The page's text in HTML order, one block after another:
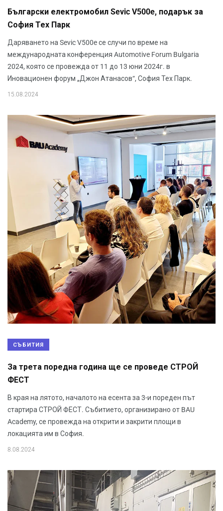
Български електромобил Sevic V500e, подарък за
София Тех Парк
Даряването на Sevic V500e се случи по време на
международната конференция Automotive Forum Bulgaria
2024, която се провежда от 11 до 13 юни 2024г. в
Иновационен форум „Джон Атанасов“, София Тех Парк.
15.08.2024
СЪБИТИЯ
За трета поредна година ще се проведе СТРОЙ
ФЕСТ
В края на лятото, началото на есента за 3-и пореден път
стартира СТРОЙ ФЕСТ. Събитието, организирано от BAU
Academy, се провежда на открити и закрити площи в
локацията им в София.
8.08.2024